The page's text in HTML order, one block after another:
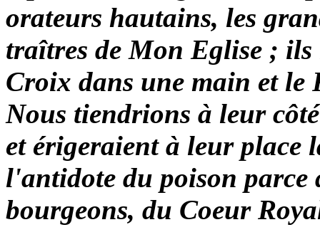
orateurs hautains, les
traîtres de Mon Eglise ;
Croix dans une main et le
Nous tiendrions à leur
et érigeraient à leur place
l'antidote du poison parce
bourgeons, du Coeur